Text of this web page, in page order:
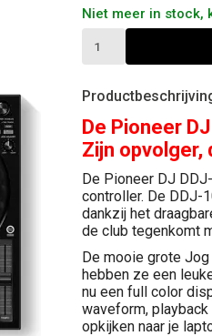
Niet meer in stock,
De Pioneer
Zijn opvolger,
De Pioneer DJ
controller. De DDJ-
dankzij het
de club tegenkomt
De mooie grote
hebben ze een
nu een full color
waveform,
opkijken naar je